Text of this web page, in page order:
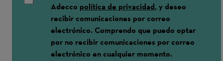
Adecco política de privacidad, y deseo
recibir comunicaciones por correo
electrónico. Comprendo que puedo optar
por no recibir comunicaciones por correo
electrónico en cualquier momento.